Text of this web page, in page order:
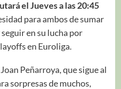
el Jueves a las 20:45
para ambos de sumar
en su lucha por
en Euroliga.
Peñarroya, que sigue al
sorpresas de muchos,